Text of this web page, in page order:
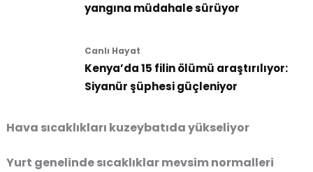
yangına müdahale sürüyor
Canlı Hayat
Kenya’da 15 filin ölümü araştırılıyor:
Siyanür şüphesi güçleniyor
Hava sıcaklıkları kuzeybatıda yükseliyor
Yurt genelinde sıcaklıklar mevsim normalleri